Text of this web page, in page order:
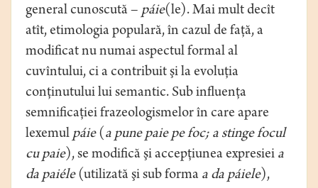
general cunoscută – páie(le). Mai mult decît
atît, etimologia populară, în cazul de faţă, a
modificat nu numai aspectul formal al
cuvîntului, ci a contribuit şi la evoluţia
conţinutului lui semantic. Sub influenţa
semnificaţiei frazeologismelor în care apare
lexemul páie(a pune paie pe foc; a stinge focul
cu paie), se modifică şi accepţiunea expresiei a
da paiéle(utilizată şi sub forma a da páiele),